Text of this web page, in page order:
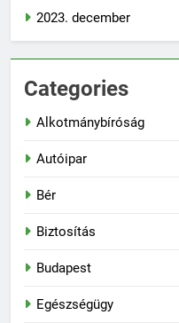
2023. december
Categories
Alkotmánybíróság
Autóipar
Bér
Biztosítás
Budapest
Egészségügy